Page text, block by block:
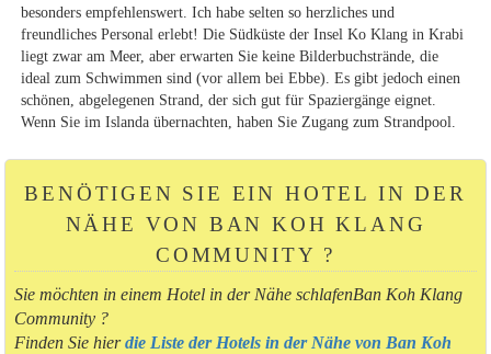
besonders empfehlenswert. Ich habe selten so herzliches und
freundliches Personal erlebt! Die Südküste der Insel Ko Klang in Krabi
liegt zwar am Meer, aber erwarten Sie keine Bilderbuchstrände, die
ideal zum Schwimmen sind (vor allem bei Ebbe). Es gibt jedoch einen
schönen, abgelegenen Strand, der sich gut für Spaziergänge eignet.
Wenn Sie im Islanda übernachten, haben Sie Zugang zum Strandpool.
BENÖTIGEN SIE EIN HOTEL IN DER
NÄHE VON BAN KOH KLANG
COMMUNITY ?
Sie möchten in einem Hotel in der Nähe schlafenBan Koh Klang
Community ?
Finden Sie hierdie Liste der Hotels in der Nähe von Ban Koh